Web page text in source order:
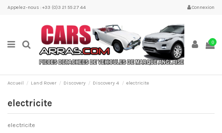
Appelez-nous : +33 (0)3 21 55 27 44 Connexion
0
Accueil Land Rover Discovery Discovery 4 electricite
electricite
electricite